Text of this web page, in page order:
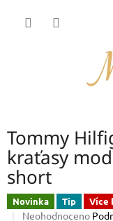
Tommy
kraťasy
short
Novinka Tip Více
Průměrné
Neohodnoceno